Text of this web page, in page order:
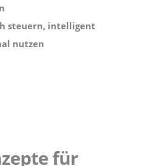
steuern, intelligent
nutzen
für